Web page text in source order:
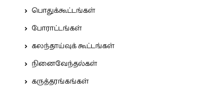
பொதுக்கூட்டங்கள்
போராட்டங்கள்
கலந்தாய்வுக் கூட்டங்கள்
நினைவேந்தல்கள்
கருத்தரங்கங்கள்